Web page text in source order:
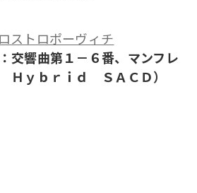
ストロポーヴィチ
交響曲第１－６番、マンフレ
ｙｂｒｉｄ ＳＡＣＤ）